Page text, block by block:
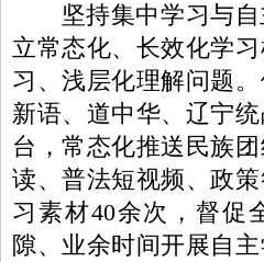
坚持集中学习与自
立常态化、长效化学
习、浅层化理解问题
新语、道中华、辽宁
台，常态化推送民族
读、普法短视频、政
习素材40余次，督促
隙、业余时间开展自